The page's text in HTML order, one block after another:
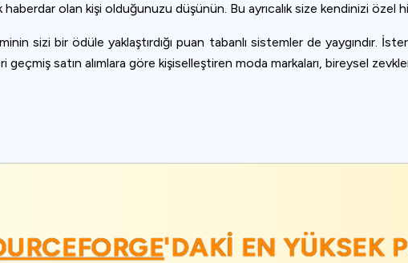
olan kişi olduğunuzu düşünün. Bu ayrıcalık size kendinizi özel
sizi bir ödüle yaklaştırdığı puan tabanlı sistemler de
geçmiş satın alımlara göre kişiselleştiren moda markaları, bireysel
'DAKI EN YÜKSEK